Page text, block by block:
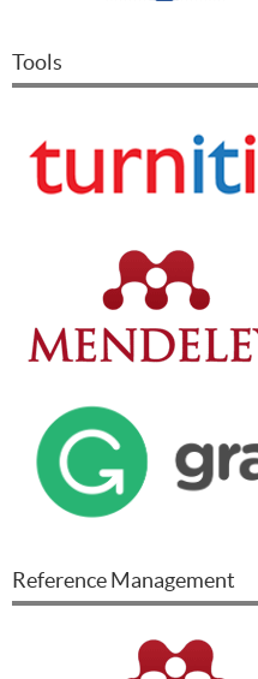
Tools
Reference Management